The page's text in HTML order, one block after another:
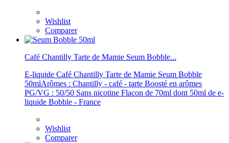
Wishlist
Comparer
Café Chantilly Tarte de Mamie Seum Bobble...
E-liquide Café Chantilly Tarte de Mamie Seum Bobble
50mlArômes : Chantilly - café - tarte Boosté en arômes
PG/VG : 50/50 Sans nicotine Flacon de 70ml dont 50ml de e-
liquide Bobble - France
Wishlist
Comparer